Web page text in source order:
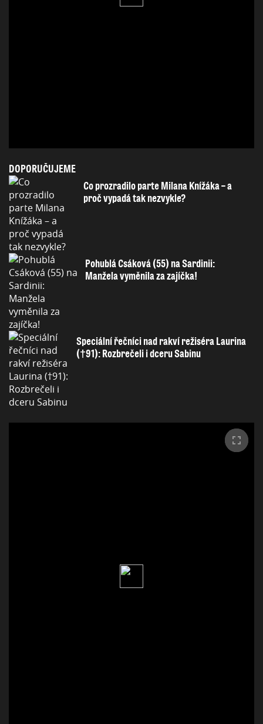
DOPORUČUJEME
Co prozradilo parte Milana Knížáka – a
proč vypadá tak nezvykle?
Pohublá Csáková (55) na Sardinii:
Manžela vyměnila za zajíčka!
Speciální řečníci nad rakví režiséra Laurina
(†91): Rozbrečeli i dceru Sabinu